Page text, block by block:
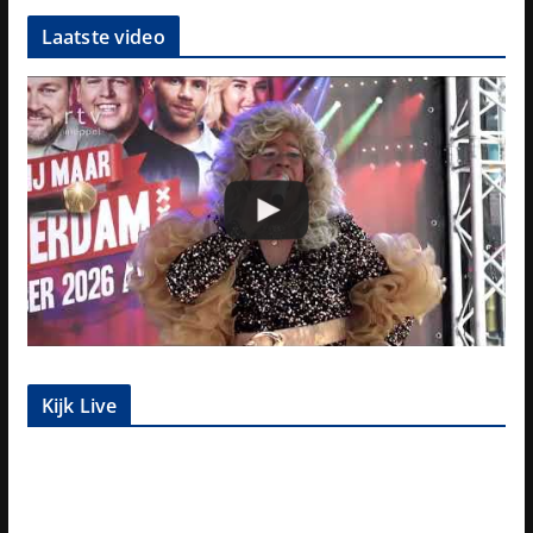
Laatste video
Kijk Live